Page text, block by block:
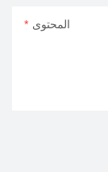
المحتوى